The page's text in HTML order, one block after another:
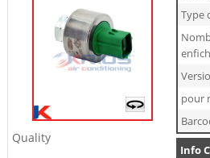
Quality
Type
pour
Info